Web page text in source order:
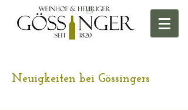
Neuigkeiten bei Gössingers